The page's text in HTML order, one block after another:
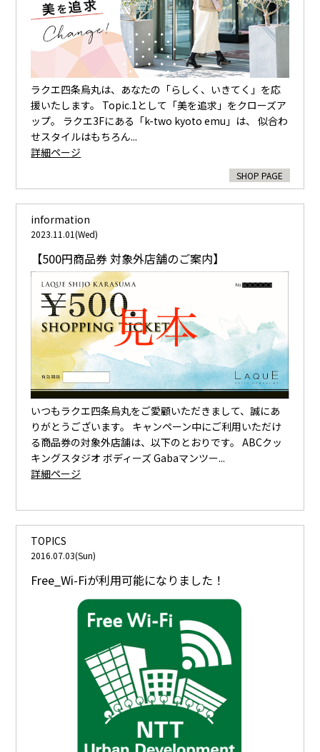
ラクエ四条烏丸は、あなたの「らしく、いきてく」を応
援いたします。 Topic.1として「美を追求」をクローズア
ップ。 ラクエ3Fにある「k-two kyoto emu」は、 似合わ
せスタイルはもちろん...
詳細ページ
SHOP PAGE
information
2023.11.01(Wed)
【500円商品券 対象外店舗のご案内】
いつもラクエ四条烏丸をご愛顧いただきまして、誠にあ
りがとうございます。 キャンペーン中にご利用いただけ
る商品券の対象外店舗は、以下のとおりです。 ABCクッ
キングスタジオ ボディーズ Gabaマンツー...
詳細ページ
TOPICS
2016.07.03(Sun)
Free_Wi-Fiが利用可能になりました！